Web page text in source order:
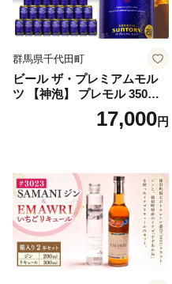
群馬県千代田町
ビール ザ・プレミアムモル
ツ 【神泡】 プレモル 350ml
× 24本 サントリー〈天然水の
ビール工場〉群馬※沖縄・離
17,000円